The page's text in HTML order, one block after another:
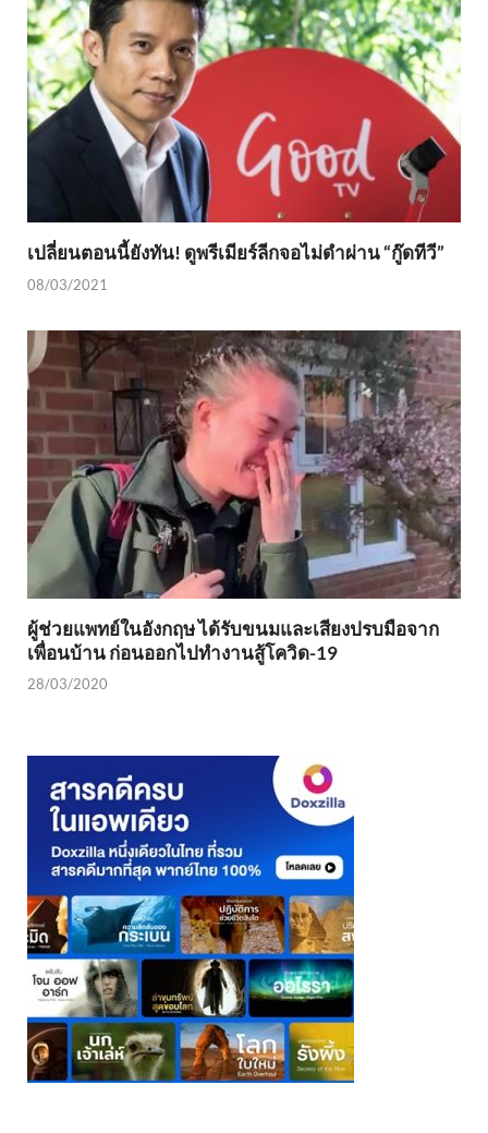
เปลี่ยนตอนนี้ยังทัน! ดูพรีเมียร์ลีกจอไม่ดำผ่าน “กู๊ดทีวี”
08/03/2021
ผู้ช่วยแพทย์ในอังกฤษ ได้รับขนมและเสียงปรบมือจาก
เพื่อนบ้าน ก่อนออกไปทำงานสู้โควิด-19
28/03/2020